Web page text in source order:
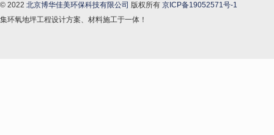
© 2022 北京博华佳美环保科技有限公司 版权所有 京ICP备19052571号-1
集环氧地坪工程设计方案、材料施工于一体！